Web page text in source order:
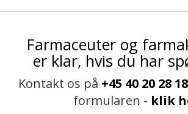
Farmaceuter og
er klar, hvis du har
Kontakt os på +45 40 20 28 18
formularen - klik